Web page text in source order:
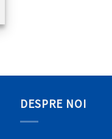
DESPRE NOI